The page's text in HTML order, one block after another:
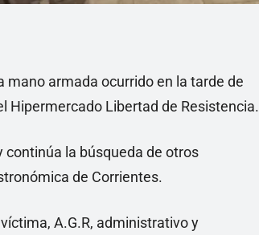
mano armada ocurrido en la tarde de
Hipermercado Libertad de Resistencia.
continúa la búsqueda de otros
de Corrientes.
A.G.R, administrativo y